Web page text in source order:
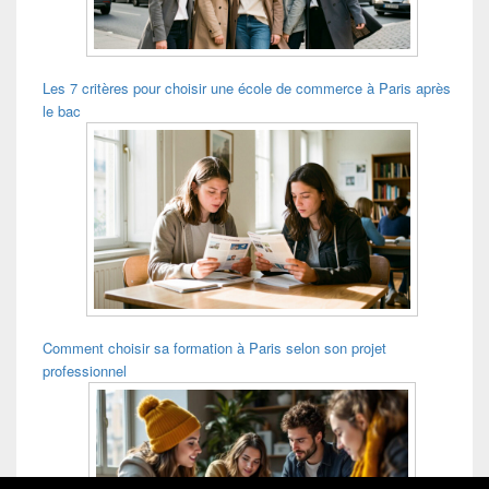
environ. * Poids maximal :
50 kg. * Garantie de 2 ans.
40 x 90 cm.
Les 7 critères pour choisir une école de commerce à Paris après
le bac
Comment choisir sa formation à Paris selon son projet
professionnel